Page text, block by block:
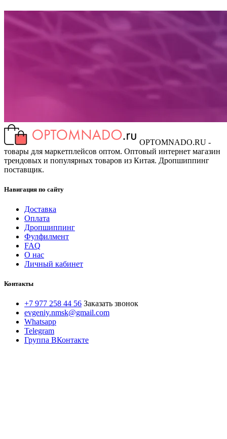
OPTOMNADO.RU -
товары для маркетплейсов оптом. Оптовый интернет магазин
трендовых и популярных товаров из Китая. Дропшиппинг
поставщик.
Навигация по сайту
Доставка
Оплата
Дропшиппинг
Фулфилмент
FAQ
О нас
Личный кабинет
Контакты
+7 977 258 44 56 Заказать звонок
evgeniy.nmsk@gmail.com
Whatsapp
Telegram
Группа ВКонтакте